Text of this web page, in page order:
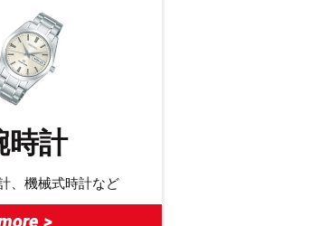
時計
、機械式時計など
>